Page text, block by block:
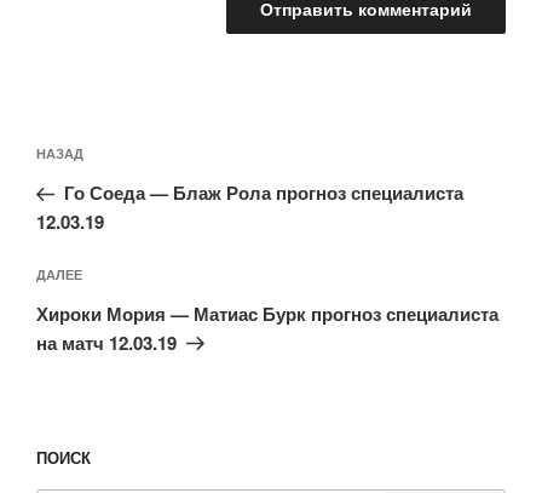
по
записям
Предыдущая
запись:
НАЗАД
Го Соеда — Блаж Рола прогноз специалиста
12.03.19
Следующая
запись
ДАЛЕЕ
Хироки Мория — Матиас Бурк прогноз специалиста
на матч 12.03.19
ПОИСК